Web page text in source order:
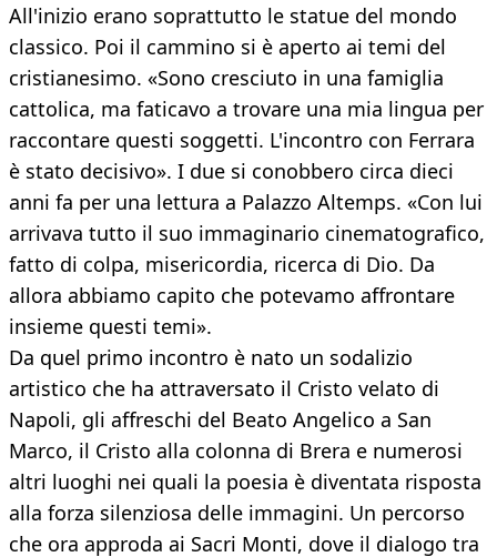
All'inizio erano soprattutto le statue del mondo
classico. Poi il cammino si è aperto ai temi del
cristianesimo. «Sono cresciuto in una famiglia
cattolica, ma faticavo a trovare una mia lingua per
raccontare questi soggetti. L'incontro con Ferrara
è stato decisivo». I due si conobbero circa dieci
anni fa per una lettura a Palazzo Altemps. «Con lui
arrivava tutto il suo immaginario cinematografico,
fatto di colpa, misericordia, ricerca di Dio. Da
allora abbiamo capito che potevamo affrontare
insieme questi temi».
Da quel primo incontro è nato un sodalizio
artistico che ha attraversato il Cristo velato di
Napoli, gli affreschi del Beato Angelico a San
Marco, il Cristo alla colonna di Brera e numerosi
altri luoghi nei quali la poesia è diventata risposta
alla forza silenziosa delle immagini. Un percorso
che ora approda ai Sacri Monti, dove il dialogo tra